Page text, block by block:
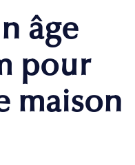
âge
pour
maison